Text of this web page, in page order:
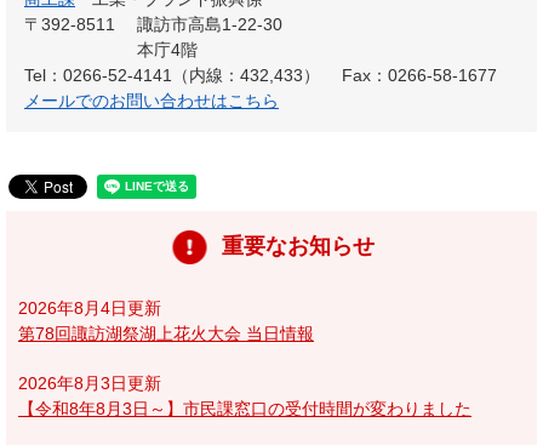
〒392-8511
諏訪市高島1-22-30
本庁4階
Tel：0266-52-4141（内線：432,433）
Fax：0266-58-1677
メールでのお問い合わせはこちら
重要なお知らせ
2026年8月4日更新
第78回諏訪湖祭湖上花火大会 当日情報
2026年8月3日更新
【令和8年8月3日～】市民課窓口の受付時間が変わりました